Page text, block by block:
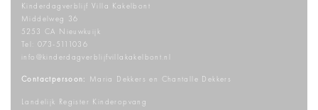
Kinderdagverblijf Villa Kakelbont
Middelweg 36
5253 CA Nieuwkuijk
Tel: 073-5111036
info@kinderdagverblijfvillakakelbont.nl
Contactpersoon: Maria Dekkers en Chantalle Dekkers
Landelijk Register Kinderopvang